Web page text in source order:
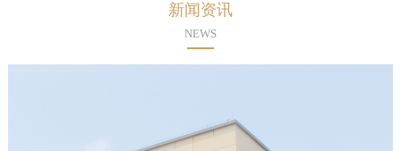
新闻资讯
NEWS